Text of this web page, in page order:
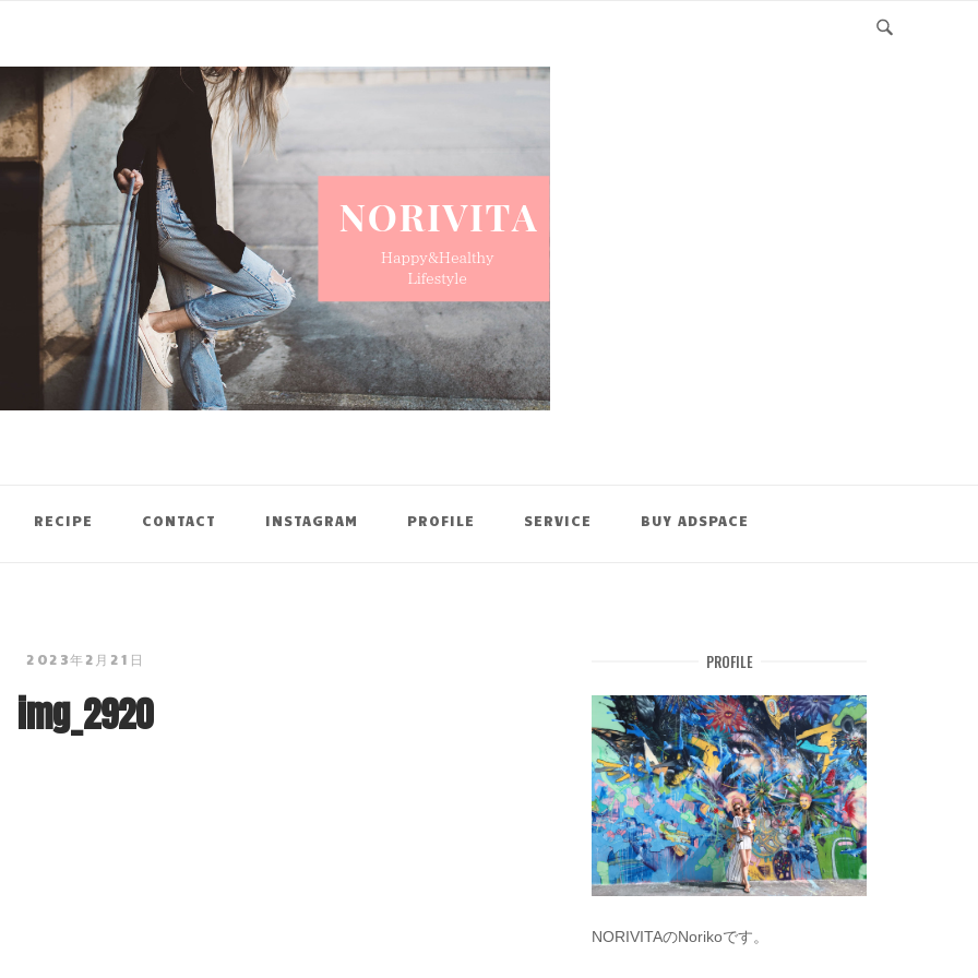
RECIPE CONTACT INSTAGRAM PROFILE SERVICE BUY ADSPACE
2023年2月21日
img_2920
PROFILE
NORIVITAのNorikoです。